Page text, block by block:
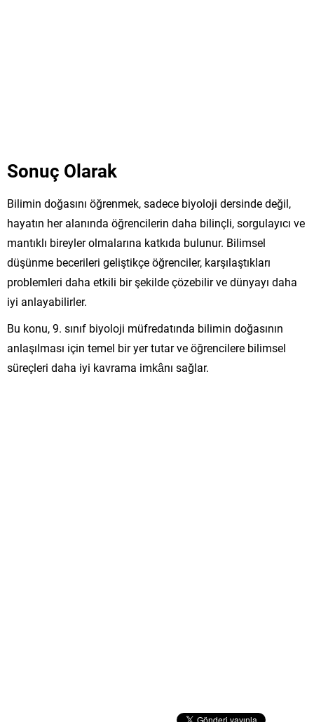
Sonuç Olarak
Bilimin doğasını öğrenmek, sadece biyoloji dersinde değil,
hayatın her alanında öğrencilerin daha bilinçli, sorgulayıcı ve
mantıklı bireyler olmalarına katkıda bulunur. Bilimsel
düşünme becerileri geliştikçe öğrenciler, karşılaştıkları
problemleri daha etkili bir şekilde çözebilir ve dünyayı daha
iyi anlayabilirler.
Bu konu, 9. sınıf biyoloji müfredatında bilimin doğasının
anlaşılması için temel bir yer tutar ve öğrencilere bilimsel
süreçleri daha iyi kavrama imkânı sağlar.